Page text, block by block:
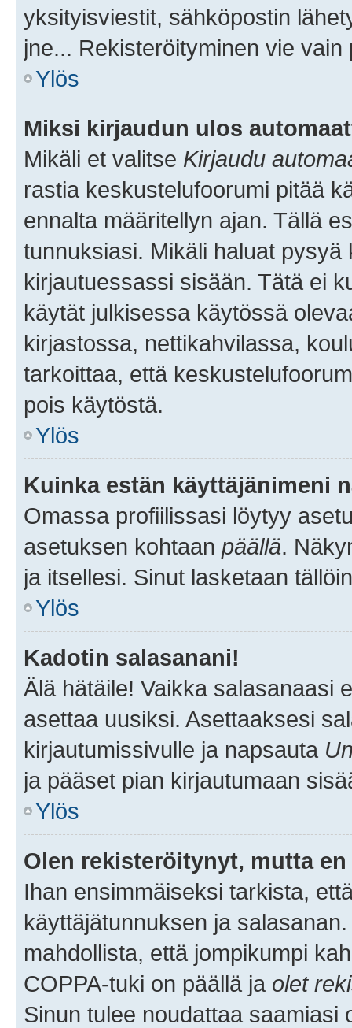
yksityisviestit, sähköpostin
jne... Rekisteröityminen vie
Ylös
Miksi kirjaudun ulos
Mikäli et valitse Kirjaudu
rastia keskustelufoorumi pitää
ennalta määritellyn ajan. Tällä
tunnuksiasi. Mikäli haluat
kirjautuessassi sisään. Tätä ei
käytät julkisessa käytössä
kirjastossa, nettikahvilassa,
tarkoittaa, että
pois käytöstä.
Ylös
Kuinka estän käyttäjänimeni
Omassa profiilissasi löytyy
asetuksen kohtaan päällä.
ja itsellesi. Sinut lasketaan
Ylös
Kadotin salasanani!
Älä hätäile! Vaikka salasanaasi
asettaa uusiksi. Asettaaksesi
kirjautumissivulle ja napsauta
ja pääset pian kirjautumaan
Ylös
Olen rekisteröitynyt, mutta
Ihan ensimmäiseksi tarkista,
käyttäjätunnuksen ja
mahdollista, että jompikumpi
COPPA-tuki on päällä ja olet
Sinun tulee noudattaa saamiasi